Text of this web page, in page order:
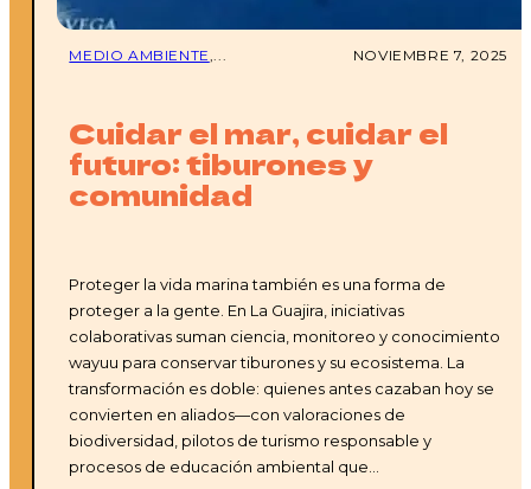
MEDIO AMBIENTE NOVIEMBRE 7, 2025
Cuidar el mar, cuidar el
futuro: tiburones y
comunidad
Proteger la vida marina también es una forma de
proteger a la gente. En La Guajira, iniciativas
colaborativas suman ciencia, monitoreo y conocimiento
wayuu para conservar tiburones y su ecosistema. La
transformación es doble: quienes antes cazaban hoy se
convierten en aliados—con valoraciones de
biodiversidad, pilotos de turismo responsable y
procesos de educación ambiental que…